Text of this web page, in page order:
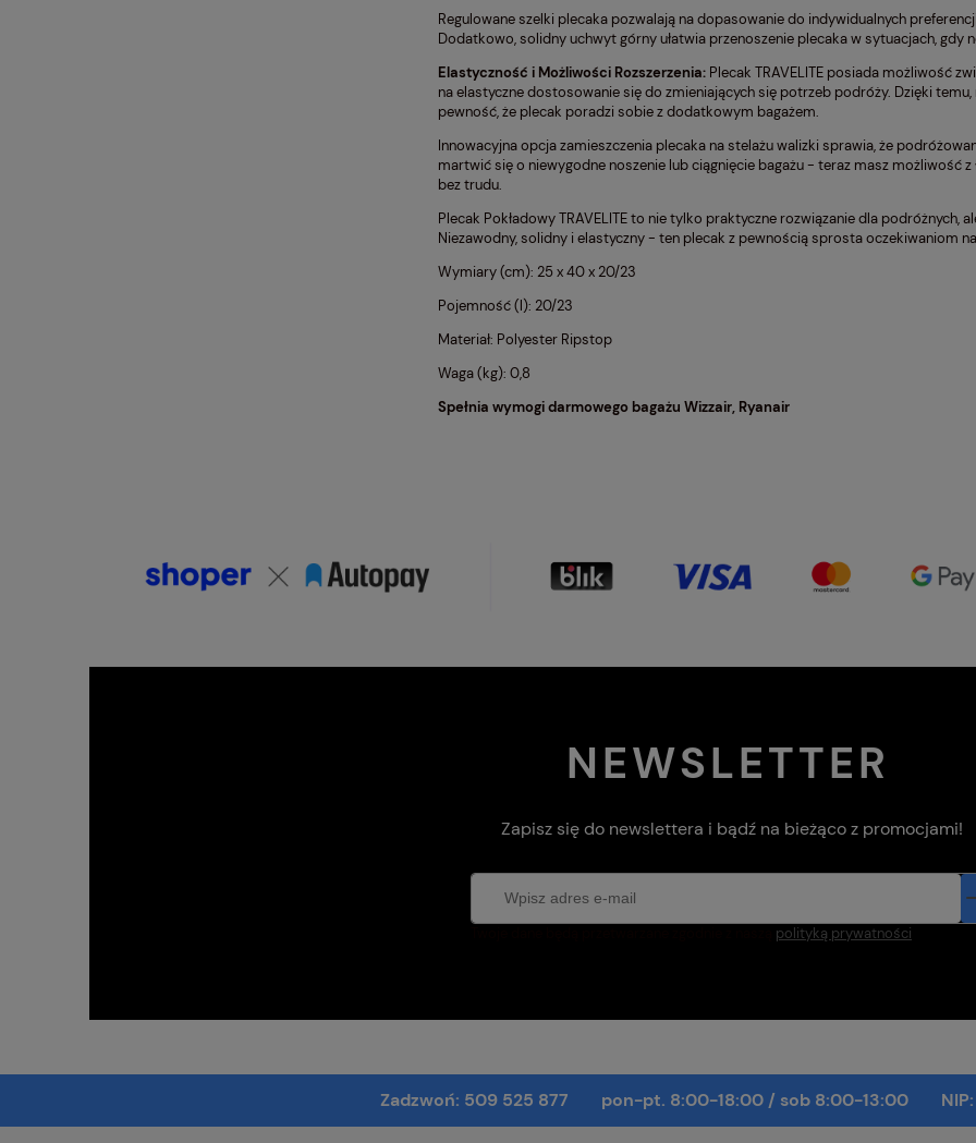
Regulowane szelki plecaka pozwalają na dopasowanie do indywidualnych
Dodatkowo, solidny uchwyt górny ułatwia przenoszenie plecaka w sytuacjach, gdy
Elastyczność i Możliwości Rozszerzenia: Plecak TRAVELITE posiada możliwość
na elastyczne dostosowanie się do zmieniających się potrzeb podróży. Dzięki
pewność, że plecak poradzi sobie z dodatkowym bagażem.
Innowacyjna opcja zamieszczenia plecaka na stelażu walizki sprawia, że
martwić się o niewygodne noszenie lub ciągnięcie bagażu - teraz masz możliwość
bez trudu.
Plecak Pokładowy TRAVELITE to nie tylko praktyczne rozwiązanie dla
Niezawodny, solidny i elastyczny - ten plecak z pewnością sprosta oczekiwaniom
Wymiary (cm): 25 x 40 x 20/23
Pojemność (l): 20/23
Materiał: Polyester Ripstop
Waga (kg): 0,8
Spełnia wymogi darmowego bagażu Wizzair, Ryanair
NEWSLETTER
Zapisz się do newslettera i bądź na bieżąco z promocjami!
polityką prywatności
Zadzwoń: 509 525 877 pon-pt. 8:00-18:00/ sob 8:00-13:00